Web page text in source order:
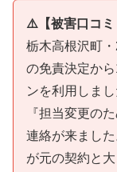
⚠️【被害口コミ
栃木高根沢町
の免責決定か
ンを利用しま
『担当変更の
連絡が来まし
が元の契約と